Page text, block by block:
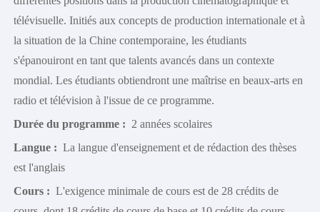
Athlétisme et fitness
Logement et restauration
Santé et bien-être
Style étudiant
télévisuelle. Initiés aux concepts de production internationale et à
la situation de la Chine contemporaine, les étudiants
s'épanouiront en tant que talents avancés dans un contexte
mondial. Les étudiants obtiendront une maîtrise en beaux-arts en
radio et télévision à l'issue de ce programme.
Durée du programme : 2 années scolaires
Langue : La langue d'enseignement et de rédaction des thèses
est l'anglais
Cours : L'exigence minimale de cours est de 28 crédits de